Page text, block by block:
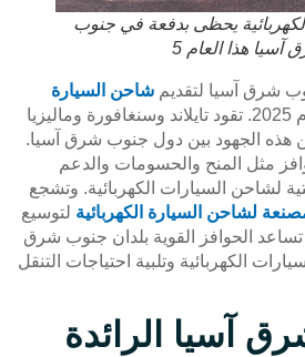
يحظى بدفعة في جنوب
آسيا هذا العام 5
شرق آسيا لتقديم شاحن السيارة
الإعانات في عام 2025. تقود تايلاند وسنغافورة وماليزيا
هذه الجهود بين دول جنوب شرق آسيا.
مثل المنح والحسومات والدعم
لشاحن السيارات الكهربائية. وتشجع
لشاحن السيارة الكهربائية لتوسيع
الحوافز القوية بلدان جنوب شرق
الكهربائية وتلبية احتياجات التنقل
آسيا الرائدة